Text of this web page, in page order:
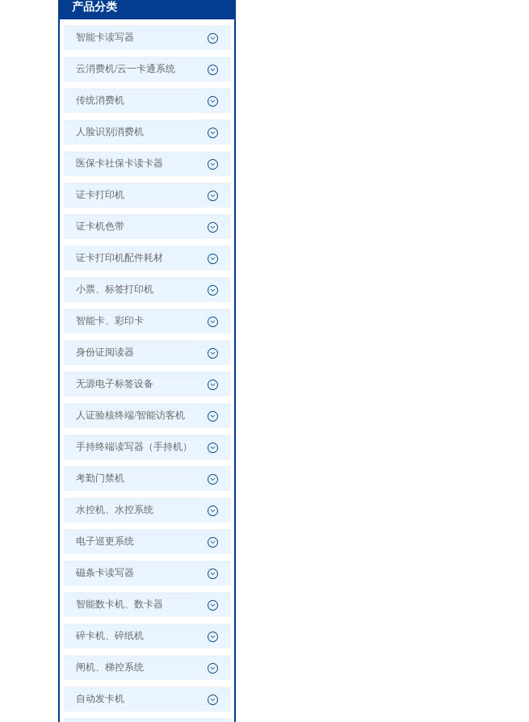
产品分类
智能卡读写器
云消费机/云一卡通系统
传统消费机
人脸识别消费机
医保卡社保卡读卡器
证卡打印机
证卡机色带
证卡打印机配件耗材
小票、标签打印机
智能卡、彩印卡
身份证阅读器
无源电子标签设备
人证验核终端/智能访客机
手持终端读写器（手持机）
考勤门禁机
水控机、水控系统
电子巡更系统
磁条卡读写器
智能数卡机、数卡器
碎卡机、碎纸机
闸机、梯控系统
自动发卡机